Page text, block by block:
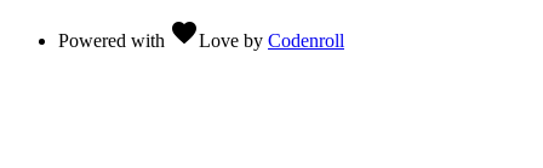
Powered with favoriteLove by Codenroll